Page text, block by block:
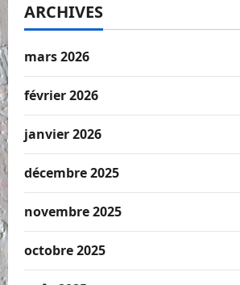
ARCHIVES
mars 2026
février 2026
janvier 2026
décembre 2025
novembre 2025
octobre 2025